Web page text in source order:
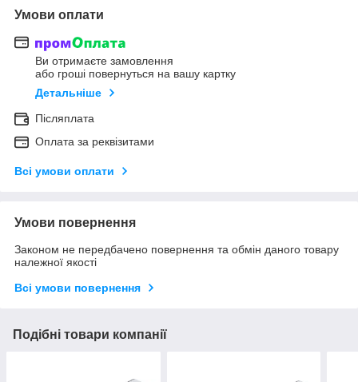
Умови оплати
Ви отримаєте замовлення
або гроші повернуться на вашу картку
Детальніше
Післяплата
Оплата за реквізитами
Всі умови оплати
Умови повернення
Законом не передбачено повернення та обмін даного товару
належної якості
Всі умови повернення
Подібні товари компанії